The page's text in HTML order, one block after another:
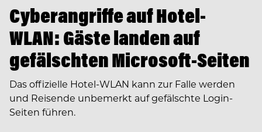
Cyberangriffe auf Hotel-
WLAN: Gäste landen auf
gefälschten Microsoft-Seiten
Das offizielle Hotel-WLAN kann zur Falle werden
und Reisende unbemerkt auf gefälschte Login-
Seiten führen.